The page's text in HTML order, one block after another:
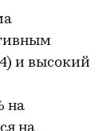
и высокий
на